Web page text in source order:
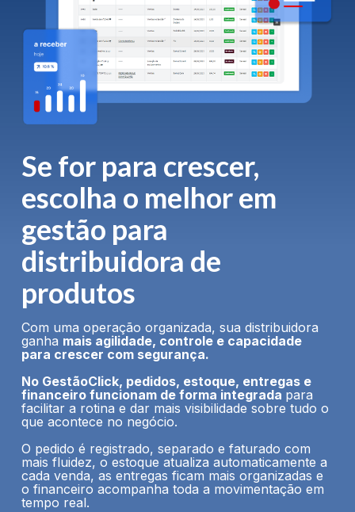
Se for para crescer,
escolha o melhor em
gestão para
distribuidora de
produtos
Com uma operação organizada, sua distribuidora
ganha mais agilidade, controle e capacidade
para crescer com segurança.
No GestãoClick, pedidos, estoque, entregas e
financeiro funcionam de forma integrada para
facilitar a rotina e dar mais visibilidade sobre tudo o
que acontece no negócio.
O pedido é registrado, separado e faturado com
mais fluidez, o estoque atualiza automaticamente a
cada venda, as entregas ficam mais organizadas e
o financeiro acompanha toda a movimentação em
tempo real.